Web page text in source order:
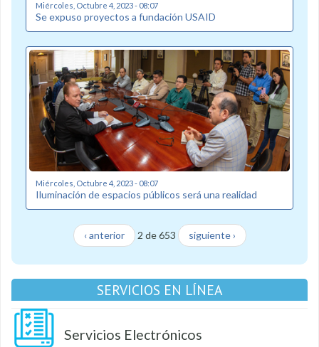
Miércoles, Octubre 4, 2023 - 08:07
Se expuso proyectos a fundación USAID
Miércoles, Octubre 4, 2023 - 08:07
Iluminación de espacios públicos será una realidad
‹ anterior 2 de 653 siguiente ›
SERVICIOS EN LÍNEA
Servicios Electrónicos